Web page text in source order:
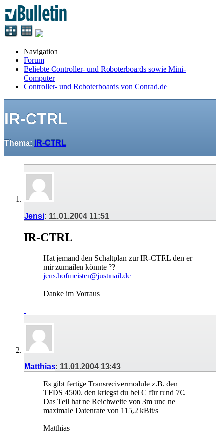
Navigation
Forum
Beliebte Controller- und Roboterboards sowie Mini-
Computer
Controller- und Roboterboards von Conrad.de
IR-CTRL
Thema: IR-CTRL
Jensi: 11.01.2004 11:51
IR-CTRL
Hat jemand den Schaltplan zur IR-CTRL den er
mir zumailen könnte ??
jens.hofmeister@justmail.de
Danke im Vorraus
Matthias: 11.01.2004 13:43
Es gibt fertige Transrecivermodule z.B. den
TFDS 4500. den kriegst du bei C für rund 7€.
Das Teil hat ne Reichweite von 3m und ne
maximale Datenrate von 115,2 kBit/s
Matthias